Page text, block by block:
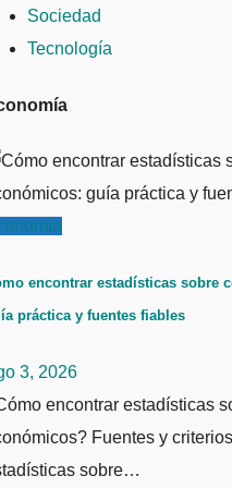
Sociedad
Tecnología
encontrar estadísticas sobre
práctica y fuentes fiables
3, 2026
encontrar estadísticas
Fuentes y
sobre…